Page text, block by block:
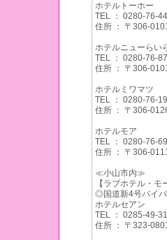
ホテルトーホー
TEL ： 0280-76-
住所 ： 〒306-
ホテルニューらい
TEL ： 0280-76-
住所 ： 〒306-
ホテルミワマツ
TEL ： 0280-76-
住所 ： 〒306-
ホテルモア
TEL ： 0280-76-
住所 ： 〒306-
≪小山市内≫
【ラブホテル・モ
◎国道新4号バイ
ホテルセアン
TEL ： 0285-49-
住所 ： 〒323-